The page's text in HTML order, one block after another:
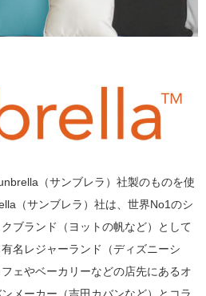
（サンブレラ）社製のものを使
（サンブレラ）社は、世界No1のシ
ブランド（ヨットの帆など）として
名レジャーランド（ディズニーシ
ェやベーカリーなどの店先にあるオ